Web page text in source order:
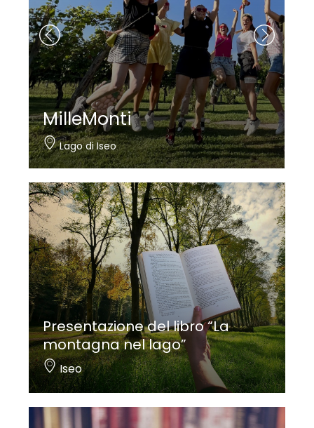
MilleMonti
Lago di Iseo
Presentazione del libro “La
montagna nel lago”
Iseo